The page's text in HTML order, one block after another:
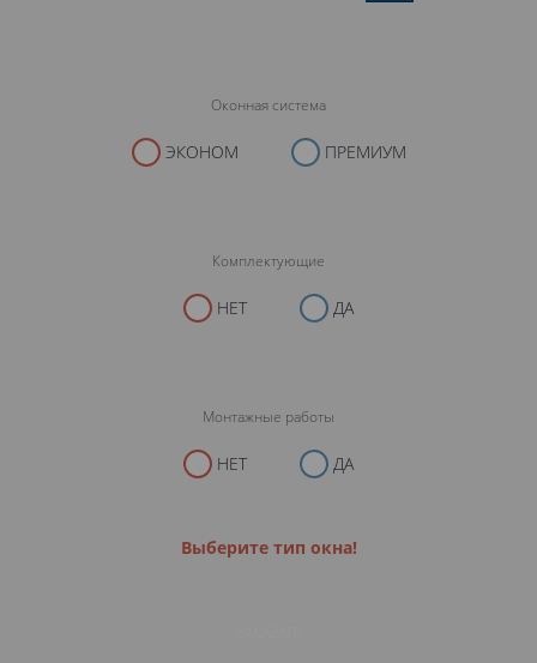
Оконная система
ЭКОНОМ ПРЕМИУМ
Комплектующие
НЕТ ДА
Монтажные работы
НЕТ ДА
Выберите тип окна!